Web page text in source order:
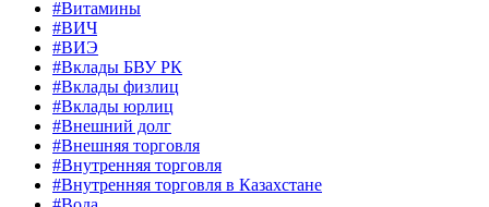
#Витамины
#ВИЧ
#ВИЭ
#Вклады БВУ РК
#Вклады физлиц
#Вклады юрлиц
#Внешний долг
#Внешняя торговля
#Внутренняя торговля
#Внутренняя торговля в Казахстане